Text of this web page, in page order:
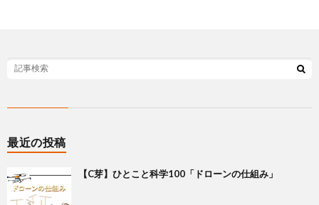
最近の投稿
【C芽】ひとこと科学100「ドローンの仕組み」